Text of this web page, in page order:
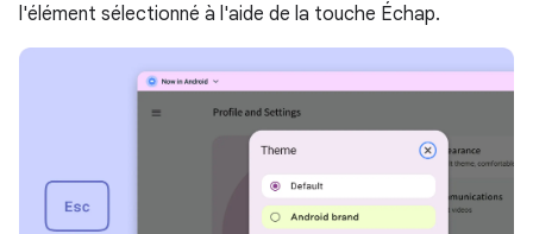
l'élément sélectionné à l'aide de la touche Échap.